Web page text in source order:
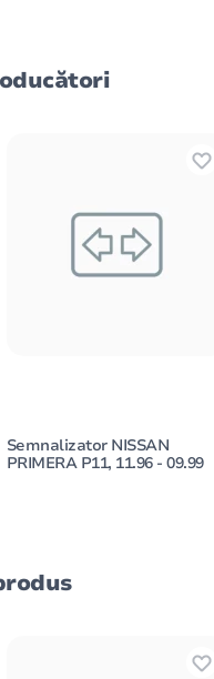
Semnalizator NISSAN
PRIMERA P11, 11.96 - 09.99